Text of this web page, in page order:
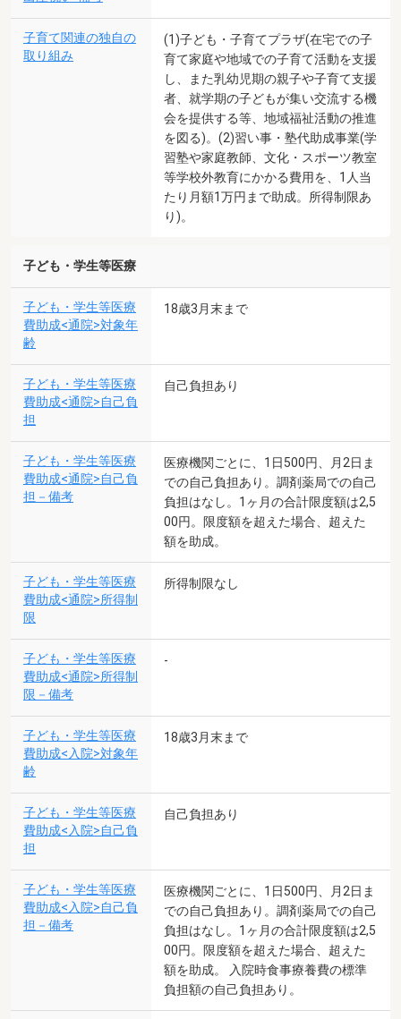
子育て関連の独自の
取り組み
(1)子ども・子育てプラザ(在宅での子
育て家庭や地域での子育て活動を支援
し、また乳幼児期の親子や子育て支援
者、就学期の子どもが集い交流する機
会を提供する等、地域福祉活動の推進
を図る)。(2)習い事・塾代助成事業(学
習塾や家庭教師、文化・スポーツ教室
等学校外教育にかかる費用を、1人当
たり月額1万円まで助成。所得制限あ
り)。
子ども・学生等医療
子ども・学生等医療
費助成<通院>対象年
齢
18歳3月末まで
子ども・学生等医療
費助成<通院>自己負
担
自己負担あり
子ども・学生等医療
費助成<通院>自己負
担－備考
医療機関ごとに、1日500円、月2日ま
での自己負担あり。調剤薬局での自己
負担はなし。1ヶ月の合計限度額は2,5
00円。限度額を超えた場合、超えた
額を助成。
子ども・学生等医療
費助成<通院>所得制
限
所得制限なし
子ども・学生等医療
費助成<通院>所得制
限－備考
-
子ども・学生等医療
費助成<入院>対象年
齢
18歳3月末まで
子ども・学生等医療
費助成<入院>自己負
担
自己負担あり
子ども・学生等医療
費助成<入院>自己負
担－備考
医療機関ごとに、1日500円、月2日ま
での自己負担あり。調剤薬局での自己
負担はなし。1ヶ月の合計限度額は2,5
00円。限度額を超えた場合、超えた
額を助成。 入院時食事療養費の標準
負担額の自己負担あり。